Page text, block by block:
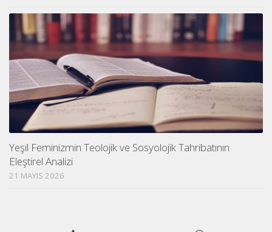
Yeşil Feminizmin Teolojik ve Sosyolojik Tahribatının
Eleştirel Analizi
21 MAYIS 2026